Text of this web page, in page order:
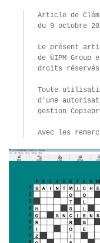
Article de
du 9 octobre
Le présent
de ©IPM
droits
Toute
d'une
gestion
Avec les